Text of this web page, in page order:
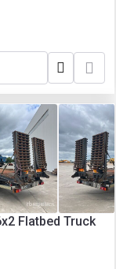
Flatbed Truck